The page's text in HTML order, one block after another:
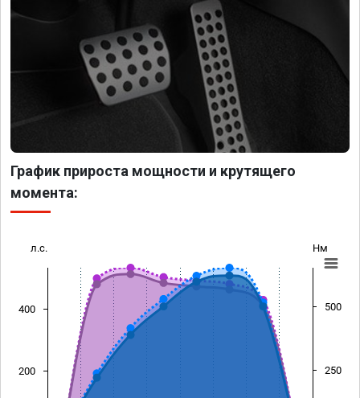
График прироста мощности и крутящего
момента:
л.с. Нм
200
400
250
500